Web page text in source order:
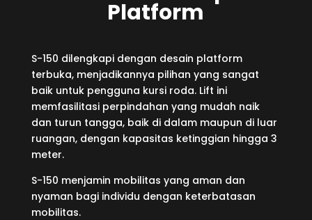
Platform
S-150 dilengkapi dengan desain platform
terbuka, menjadikannya pilihan yang sangat
baik untuk pengguna kursi roda. Lift ini
memfasilitasi perpindahan yang mudah naik
dan turun tangga, baik di dalam maupun di luar
ruangan, dengan kapasitas ketinggian hingga 3
meter.
S-150 menjamin mobilitas yang aman dan
nyaman bagi individu dengan keterbatasan
mobilitas.